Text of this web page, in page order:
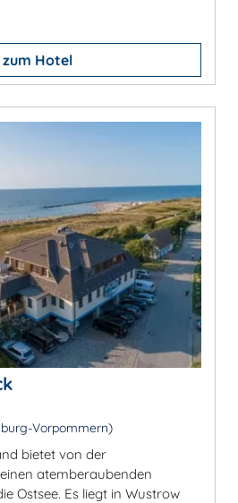
zum Hotel
Vorpommern)
bietet von der
atemberaubenden
Ostsee. Es liegt in Wustrow